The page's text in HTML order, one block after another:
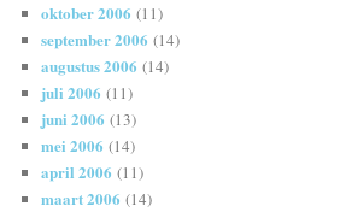
oktober 2006 (11)
september 2006 (14)
augustus 2006 (14)
juli 2006 (11)
juni 2006 (13)
mei 2006 (14)
april 2006 (11)
maart 2006 (14)